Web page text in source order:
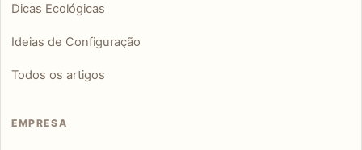
Dicas Ecológicas
Ideias de Configuração
Todos os artigos
EMPRESA